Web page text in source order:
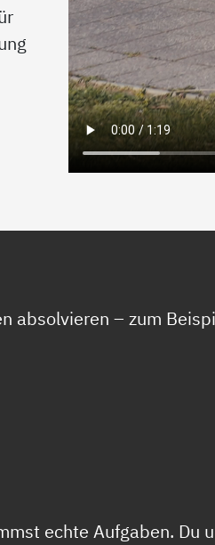
absolvieren – zum
echte Aufgaben. Du